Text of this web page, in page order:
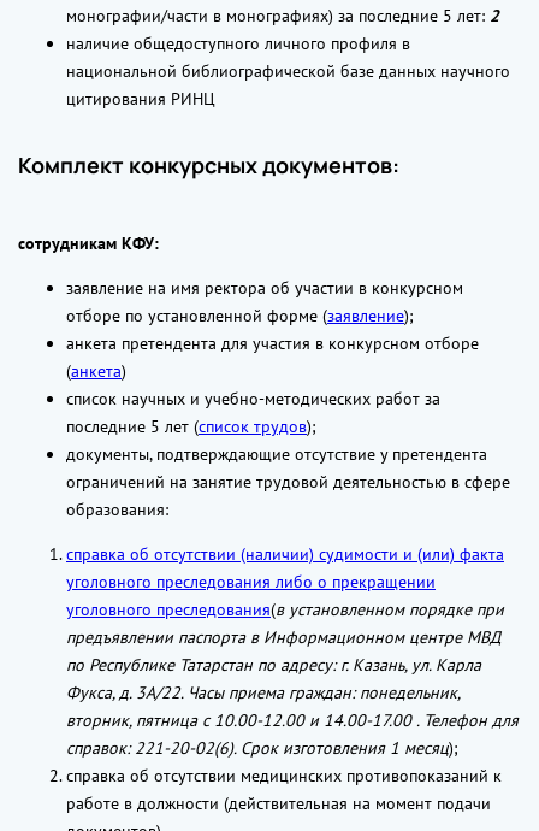
монографии/части в монографиях) за последние 5 лет: 2
наличие общедоступного личного профиля в
национальной библиографической базе данных научного
цитирования РИНЦ
Комплект конкурсных документов:
сотрудникам КФУ:
заявление на имя ректора об участии в конкурсном
отборе по установленной форме (заявление);
анкета претендента для участия в конкурсном отборе
(анкета)
список научных и учебно-методических работ за
последние 5 лет (список трудов);
документы, подтверждающие отсутствие у претендента
ограничений на занятие трудовой деятельностью в сфере
образования:
справка об отсутствии (наличии) судимости и (или) факта
уголовного преследования либо о прекращении
уголовного преследования(в установленном порядке при
предъявлении паспорта в Информационном центре МВД
по Республике Татарстан по адресу: г. Казань, ул. Карла
Фукса, д. 3А/22. Часы приема граждан: понедельник,
вторник, пятница с 10.00-12.00 и 14.00-17.00 . Телефон для
справок: 221-20-02(6). Срок изготовления 1 месяц);
справка об отсутствии медицинских противопоказаний к
работе в должности (действительная на момент подачи